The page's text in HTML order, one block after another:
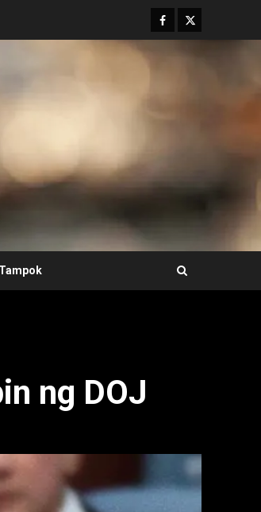
Facebook
Twitter
Tampok
ng DOJ